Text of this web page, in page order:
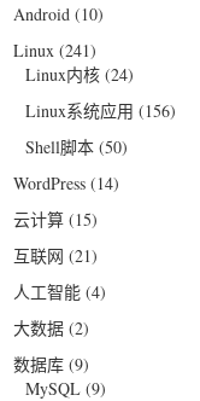
Android (10)
Linux (241)
Linux内核 (24)
Linux系统应用 (156)
Shell脚本 (50)
WordPress (14)
云计算 (15)
互联网 (21)
人工智能 (4)
大数据 (2)
数据库 (9)
MySQL (9)